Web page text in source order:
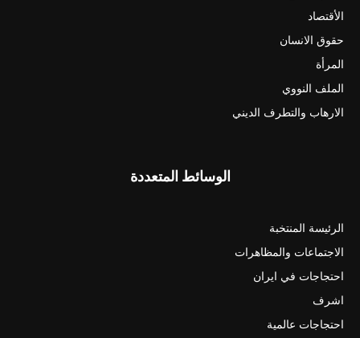
الأقتصاد
حقوق الانسان
المرأة
الملف النووي
الارهاب والتطرف الديني
الوسائط المتعددة
الرئيسة المنتخبة
الاجتماعات والمظاهرات
احتجاجات في ايران
اشرف
احتجاجات عالمية